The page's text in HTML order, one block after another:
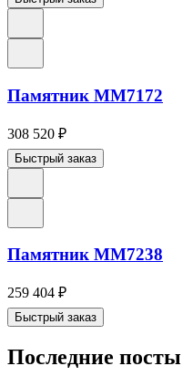
Памятник ММ7172
308 520 ₽
Быстрый заказ
Памятник ММ7238
259 404 ₽
Быстрый заказ
Последние посты